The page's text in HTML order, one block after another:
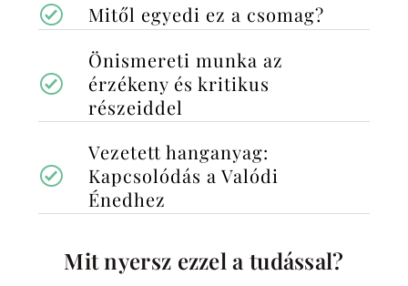
Mitől egyedi ez a csomag?
Önismereti munka az
érzékeny és kritikus
részeiddel
Vezetett hanganyag:
Kapcsolódás a Valódi
Énedhez
Mit nyersz ezzel a tudással?